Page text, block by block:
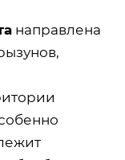
направлена